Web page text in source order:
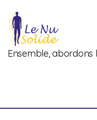
Ensemble,